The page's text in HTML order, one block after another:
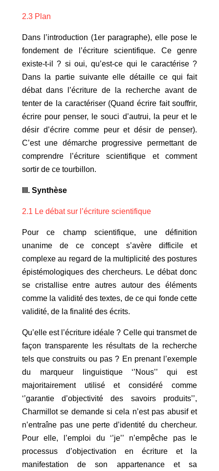
2.3 Plan
Dans l’introduction (1er paragraphe), elle pose le
fondement de l’écriture scientifique. Ce genre
existe-t-il ? si oui, qu’est-ce qui le caractérise ?
Dans la partie suivante elle détaille ce qui fait
débat dans l’écriture de la recherche avant de
tenter de la caractériser (Quand écrire fait souffrir,
écrire pour penser, le souci d’autrui, la peur et le
désir d’écrire comme peur et désir de penser).
C’est une démarche progressive permettant de
comprendre l’écriture scientifique et comment
sortir de ce tourbillon.
III. Synthèse
2.1 Le débat sur l’écriture scientifique
Pour ce champ scientifique, une définition
unanime de ce concept s’avère difficile et
complexe au regard de la multiplicité des postures
épistémologiques des chercheurs. Le débat donc
se cristallise entre autres autour des éléments
comme la validité des textes, de ce qui fonde cette
validité, de la finalité des écrits.
Qu’elle est l’écriture idéale ? Celle qui transmet de
façon transparente les résultats de la recherche
tels que construits ou pas ? En prenant l’exemple
du marqueur linguistique ‘’Nous’’ qui est
majoritairement utilisé et considéré comme
‘’garantie d’objectivité des savoirs produits’’,
Charmillot se demande si cela n’est pas abusif et
n’entraîne pas une perte d’identité du chercheur.
Pour elle, l’emploi du ‘’je’’ n’empêche pas le
processus d’objectivation en écriture et la
manifestation de son appartenance et sa